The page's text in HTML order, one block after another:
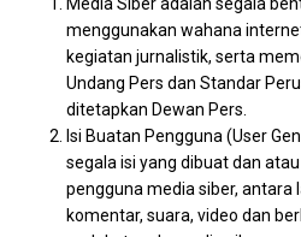
menggunakan wahana
kegiatan jurnalistik, serta
Undang Pers dan Standar
ditetapkan Dewan Pers.
Isi Buatan Pengguna (User
segala isi yang dibuat dan
pengguna media siber, antara
komentar, suara, video dan